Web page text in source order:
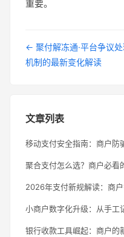
重要。
← 聚付解冻通·平台争议处
机制的最新变化解读
文章列表
移动支付安全指南：商户防
聚合支付怎么选？商户必看
2026年支付新规解读：商
小商户数字化升级：从手工
银行收款工具崛起：商户的